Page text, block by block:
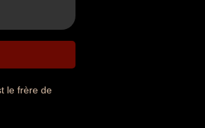
le frère de